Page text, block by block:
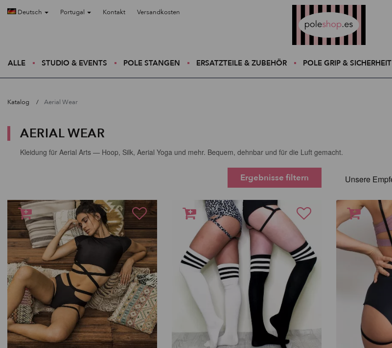
Deutsch Portugal Kontakt Versandkosten
ALLE STUDIO & EVENTS POLE STANGEN ERSATZTEILE & ZUBEHÖR POLE GRIP & SICHERHEIT
Katalog Aerial Wear
AERIAL WEAR
Kleidung für Aerial Arts — Hoop, Silk, Aerial Yoga und mehr. Bequem, dehnbar und für die Luft gemacht.
Ergebnisse filtern